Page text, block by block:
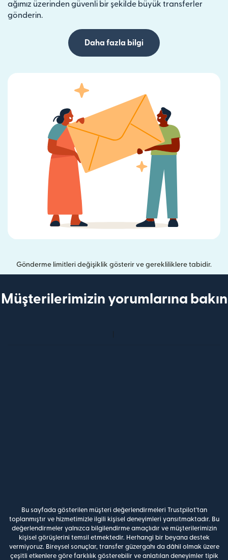
ağımız üzerinden güvenli bir şekilde büyük transferler
gönderin.
Daha fazla bilgi
Gönderme limitleri değişiklik gösterir ve gerekliliklere tabidir.
Müşterilerimizin yorumlarına bakın
Bu sayfada gösterilen müşteri değerlendirmeleri Trustpilot'tan
toplanmıştır ve hizmetimizle ilgili kişisel deneyimleri yansıtmaktadır. Bu
değerlendirmeler yalnızca bilgilendirme amaçlıdır ve müşterilerimizin
kişisel görüşlerini temsil etmektedir. Herhangi bir beyana destek
vermiyoruz. Bireysel sonuçlar, transfer güzergahı da dâhil olmak üzere
çeşitli etkenlere göre farklılık gösterebilir ve anlatılan deneyimler tipik